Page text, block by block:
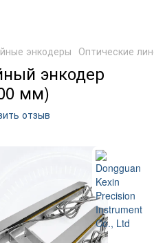
энкодеры Оптические
энкодер
мм)
отзыв